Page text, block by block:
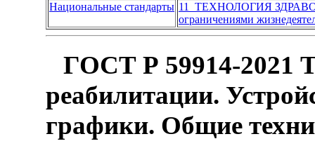
Национальные стандарты 11 ТЕХНОЛОГИЯ
ограничениями
ГОСТ Р 59914-2021
реабилитации.
графики. Общие